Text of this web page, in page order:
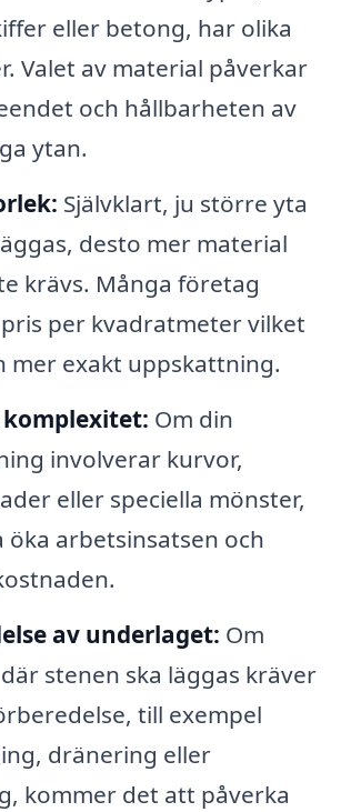
eller betong, har olika
Valet av material påverkar
och hållbarheten av
ytan.
Självklart, ju större yta
desto mer material
krävs. Många företag
per kvadratmeter vilket
mer exakt uppskattning.
Om din
involverar kurvor,
eller speciella mönster,
öka arbetsinsatsen och
av underlaget: Om
stenen ska läggas kräver
till exempel
dränering eller
kommer det att påverka